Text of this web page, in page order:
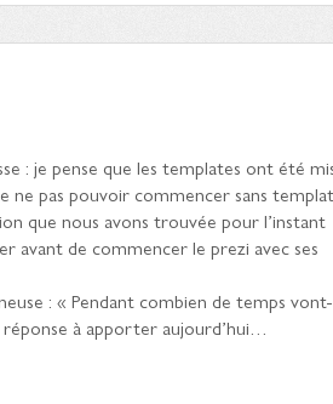
: je pense que les templates ont été
ne pas pouvoir commencer sans
que nous avons trouvée pour l’instant
avant de commencer le prezi avec ses
: « Pendant combien de temps
réponse à apporter aujourd’hui…